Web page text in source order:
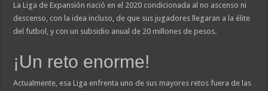
La Liga de Expansión nació en el 2020 condicionada al no ascenso ni
descenso, con la idea incluso, de que sus jugadores llegaran a la élite
del futbol, y con un subsidio anual de 20 millones de pesos.
¡Un reto enorme!​
Actualmente, esa Liga enfrenta uno de sus mayores retos fuera de las